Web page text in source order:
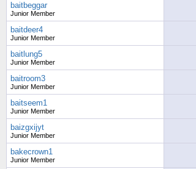
baitbeggar
Junior Member
baitdeer4
Junior Member
baitlung5
Junior Member
baitroom3
Junior Member
baitseem1
Junior Member
baizgxijyt
Junior Member
bakecrown1
Junior Member